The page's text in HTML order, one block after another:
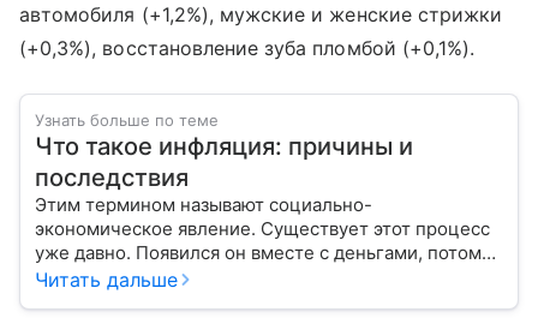
автомобиля (+1,2%), мужские и женские стрижки
(+0,3%), восстановление зуба пломбой (+0,1%).
Узнать больше по теме
Что такое инфляция: причины и
последствия
Этим термином называют социально-
экономическое явление. Существует этот процесс
уже давно. Появился он вместе с деньгами, потому
что эти составляющие неразрывно связаны друг с
Читать дальше